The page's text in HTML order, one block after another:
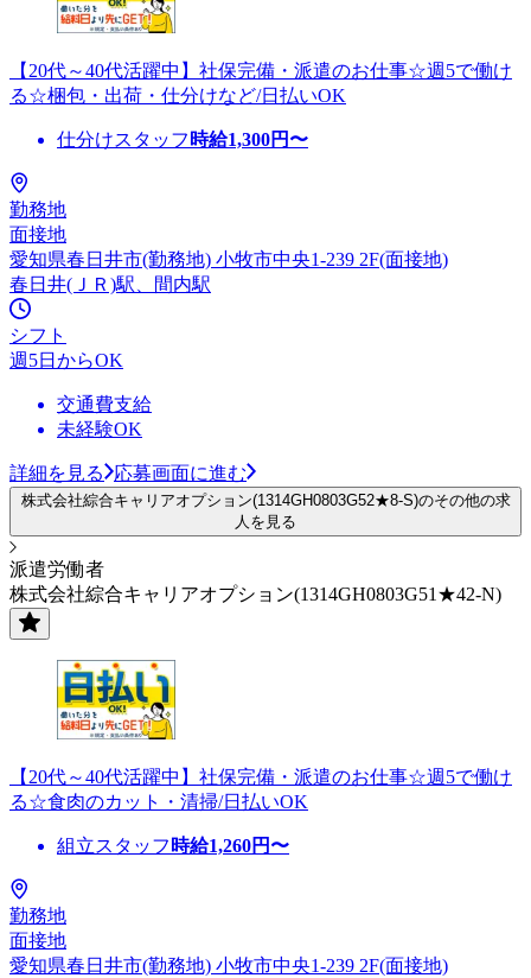
【20代～40代活躍中】社保完備・派遣のお仕事☆週5で働け
る☆梱包・出荷・仕分けなど/日払いOK
仕分けスタッフ 時給1,300円〜
勤務地
面接地
愛知県春日井市(勤務地) 小牧市中央1-239 2F(面接地)
春日井(ＪＲ)駅、間内駅
シフト
週5日からOK
交通費支給
未経験OK
詳細を見る 応募画面に進む
株式会社綜合キャリアオプション(1314GH0803G52★8-S)のその他の求
人を見る
派遣労働者
株式会社綜合キャリアオプション(1314GH0803G51★42-N)
【20代～40代活躍中】社保完備・派遣のお仕事☆週5で働け
る☆食肉のカット・清掃/日払いOK
組立スタッフ 時給1,260円〜
勤務地
面接地
愛知県春日井市(勤務地) 小牧市中央1-239 2F(面接地)